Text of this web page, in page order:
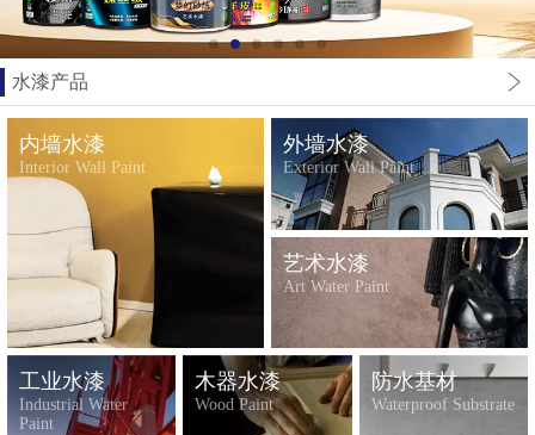
水漆产品
内墙水漆
Interior Wall Paint
外墙水漆
Exterior Wall Paint
艺术水漆
Art Water Paint
工业水漆
Industrial Water
Paint
木器水漆
Wood Paint
防水基材
Waterproof Substrate